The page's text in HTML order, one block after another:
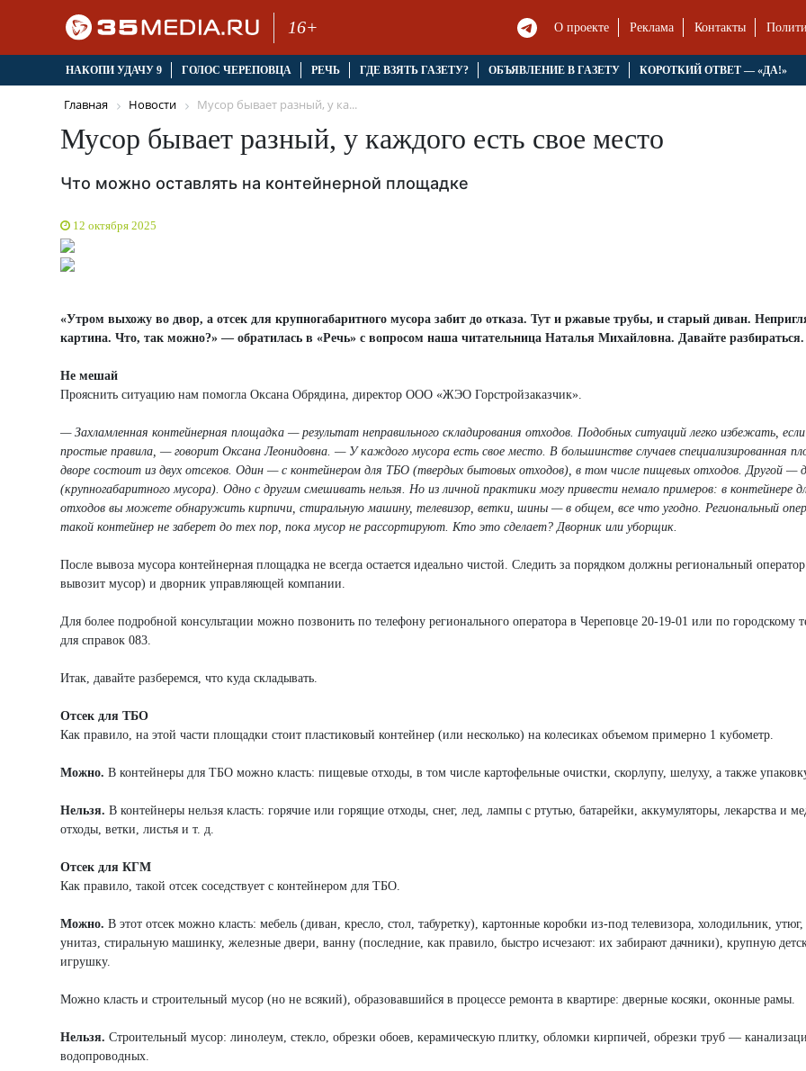
16+ О проекте Реклама Контакты
НАКОПИ УДАЧУ 9 ГОЛОС ЧЕРЕПОВЦА РЕЧЬ ГДЕ ВЗЯТЬ ГАЗЕТУ? ОБЪЯВЛЕНИЕ В ГАЗЕТУ КОРОТКИЙ ОТВЕТ — «ДА!»
Главная Новости Мусор бывает разный, у ка...
Мусор бывает разный, у каждого есть свое место
Что можно оставлять на контейнерной площадке
12 октября 2025
«Утром выхожу во двор, а отсек для крупногабаритного мусора забит до отказа. Тут и ржавые трубы, и старый диван.
картина. Что, так можно?» — обратилась в «Речь» с вопросом наша читательница Наталья Михайловна. Давайте разбираться.
Не мешай
Прояснить ситуацию нам помогла Оксана Обрядина, директор ООО «ЖЭО Горстройзаказчик».
— Захламленная контейнерная площадка — результат неправильного складирования отходов. Подобных ситуаций легко избежать,
простые правила, — говорит Оксана Леонидовна. — У каждого мусора есть свое место. В большинстве случаев специализированная
дворе состоит из двух отсеков. Один — с контейнером для ТБО (твердых бытовых отходов), в том числе пищевых отходов. Другой —
(крупногабаритного мусора). Одно с другим смешивать нельзя. Но из личной практики могу привести немало примеров: в контейнере
отходов вы можете обнаружить кирпичи, стиральную машину, телевизор, ветки, шины — в общем, все что угодно. Региональный
такой контейнер не заберет до тех пор, пока мусор не рассортируют. Кто это сделает? Дворник или уборщик.
После вывоза мусора контейнерная площадка не всегда остается идеально чистой. Следить за порядком должны региональный
вывозит мусор) и дворник управляющей компании.
Для более подробной консультации можно позвонить по телефону регионального оператора в Череповце 20-19-01 или по городскому
для справок 083.
Итак, давайте разберемся, что куда складывать.
Отсек для ТБО
Как правило, на этой части площадки стоит пластиковый контейнер (или несколько) на колесиках объемом примерно 1 кубометр.
Можно. В контейнеры для ТБО можно класть: пищевые отходы, в том числе картофельные очистки, скорлупу, шелуху, а также
Нельзя. В контейнеры нельзя класть: горячие или горящие отходы, снег, лед, лампы с ртутью, батарейки, аккумуляторы, лекарства и
отходы, ветки, листья и т. д.
Отсек для КГМ
Как правило, такой отсек соседствует с контейнером для ТБО.
Можно. В этот отсек можно класть: мебель (диван, кресло, стол, табуретку), картонные коробки из-под телевизора, холодильник, утюг,
унитаз, стиральную машинку, железные двери, ванну (последние, как правило, быстро исчезают: их забирают дачники), крупную
игрушку.
Можно класть и строительный мусор (но не всякий), образовавшийся в процессе ремонта в квартире: дверные косяки, оконные рамы.
Нельзя. Строительный мусор: линолеум, стекло, обрезки обоев, керамическую плитку, обломки кирпичей, обрезки труб —
водопроводных.